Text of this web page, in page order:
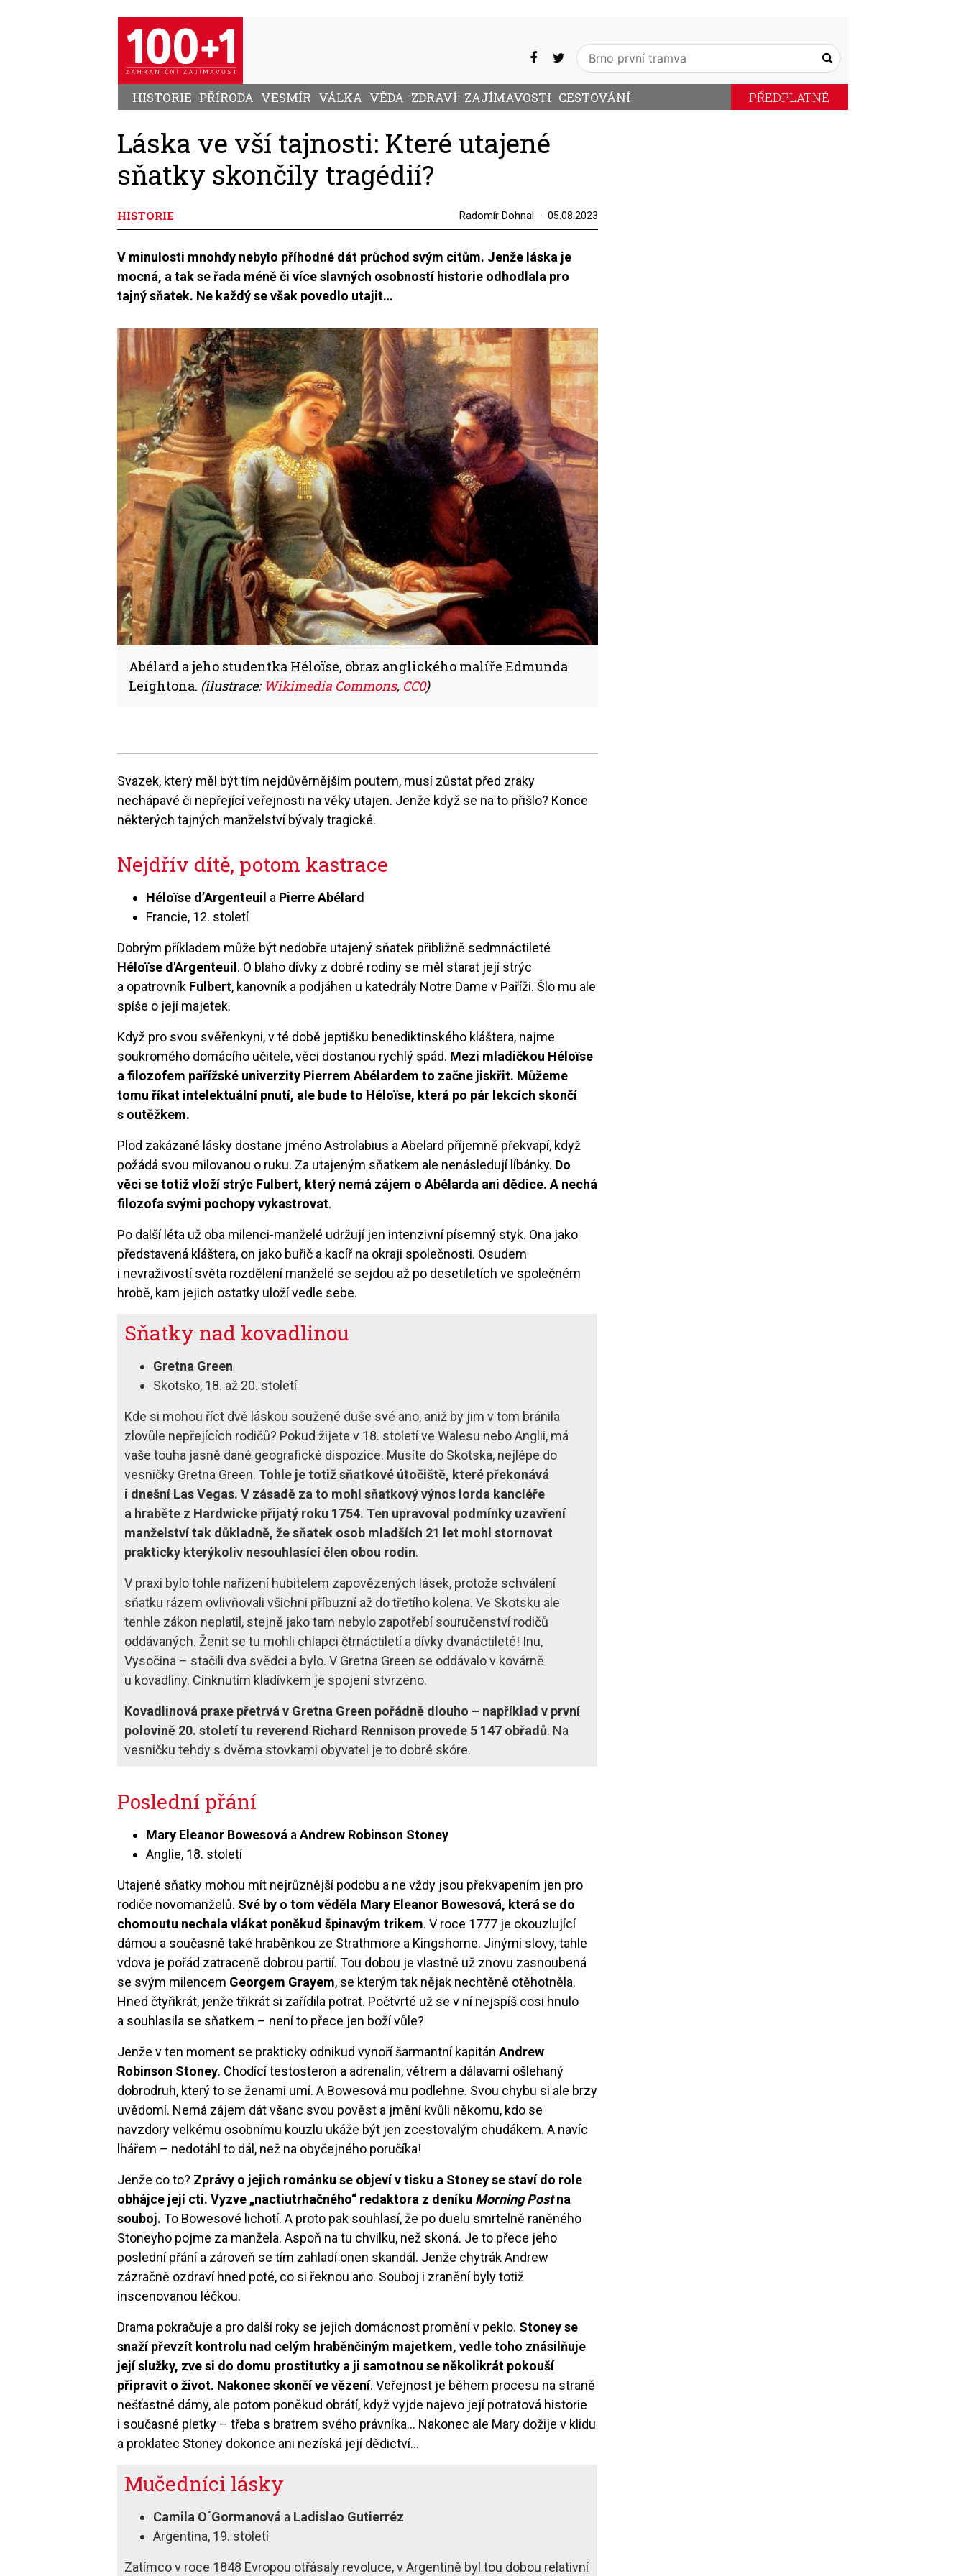
HISTORIE PŘÍRODA VESMÍR VÁLKA VĚDA ZDRAVÍ ZAJÍMAVOSTI CESTOVÁNÍ PŘEDPLATNÉ
Láska ve vší tajnosti: Které utajené
sňatky skončily tragédií?
HISTORIE Radomír Dohnal 05.08.2023
V minulosti mnohdy nebylo příhodné dát průchod svým citům. Jenže láska je
mocná, a tak se řada méně či více slavných osobností historie odhodlala pro
tajný sňatek. Ne každý se však povedlo utajit…
Abélard a jeho studentka Héloïse, obraz anglického malíře Edmunda
Leightona. (ilustrace: Wikimedia Commons, CC0)
Svazek, který měl být tím nejdůvěrnějším poutem, musí zůstat před zraky
nechápavé či nepřející veřejnosti na věky utajen. Jenže když se na to přišlo? Konce
některých tajných manželství bývaly tragické.
Nejdřív dítě, potom kastrace
Héloïse d’Argenteuil a Pierre Abélard
Francie, 12. století
Dobrým příkladem může být nedobře utajený sňatek přibližně sedmnáctileté
Héloïse d'Argenteuil . O blaho dívky z dobré rodiny se měl starat její strýc
a opatrovník Fulbert, kanovník a podjáhen u katedrály Notre Dame v Paříži. Šlo mu ale
spíše o její majetek.
Když pro svou svěřenkyni, v té době jeptišku benediktinského kláštera, najme
soukromého domácího učitele, věci dostanou rychlý spád. Mezi mladičkou Héloïse
a filozofem pařížské univerzity Pierrem Abélardem to začne jiskřit. Můžeme
tomu říkat intelektuální pnutí, ale bude to Héloïse, která po pár lekcích skončí
s outěžkem.
Plod zakázané lásky dostane jméno Astrolabius a Abelard příjemně překvapí, když
požádá svou milovanou o ruku. Za utajeným sňatkem ale nenásledují líbánky. Do
věci se totiž vloží strýc Fulbert, který nemá zájem o Abélarda ani dědice. A nechá
filozofa svými pochopy vykastrovat.
Po další léta už oba milenci-manželé udržují jen intenzivní písemný styk. Ona jako
představená kláštera, on jako buřič a kacíř na okraji společnosti. Osudem
i nevraživostí světa rozdělení manželé se sejdou až po desetiletích ve společném
hrobě, kam jejich ostatky uloží vedle sebe.
Sňatky nad kovadlinou
Gretna Green
Skotsko, 18. až 20. století
Kde si mohou říct dvě láskou soužené duše své ano, aniž by jim v tom bránila
zlovůle nepřejících rodičů? Pokud žijete v 18. století ve Walesu nebo Anglii, má
vaše touha jasně dané geografické dispozice. Musíte do Skotska, nejlépe do
vesničky Gretna Green. Tohle je totiž sňatkové útočiště, které překonává
i dnešní Las Vegas. V zásadě za to mohl sňatkový výnos lorda kancléře
a hraběte z Hardwicke přijatý roku 1754. Ten upravoval podmínky uzavření
manželství tak důkladně, že sňatek osob mladších 21 let mohl stornovat
prakticky kterýkoliv nesouhlasící člen obou rodin.
V praxi bylo tohle nařízení hubitelem zapovězených lásek, protože schválení
sňatku rázem ovlivňovali všichni příbuzní až do třetího kolena. Ve Skotsku ale
tenhle zákon neplatil, stejně jako tam nebylo zapotřebí souručenství rodičů
oddávaných. Ženit se tu mohli chlapci čtrnáctiletí a dívky dvanáctileté! Inu,
Vysočina – stačili dva svědci a bylo. V Gretna Green se oddávalo v kovárně
u kovadliny. Cinknutím kladívkem je spojení stvrzeno.
Kovadlinová praxe přetrvá v Gretna Green pořádně dlouho – například v první
polovině 20. století tu reverend Richard Rennison provede 5 147 obřadů. Na
vesničku tehdy s dvěma stovkami obyvatel je to dobré skóre.
Poslední přání
Mary Eleanor Bowesová a Andrew Robinson Stoney
Anglie, 18. století
Utajené sňatky mohou mít nejrůznější podobu a ne vždy jsou překvapením jen pro
rodiče novomanželů. Své by o tom věděla Mary Eleanor Bowesová, která se do
chomoutu nechala vlákat poněkud špinavým trikem. V roce 1777 je okouzlující
dámou a současně také hraběnkou ze Strathmore a Kingshorne. Jinými slovy, tahle
vdova je pořád zatraceně dobrou partií. Tou dobou je vlastně už znovu zasnoubená
se svým milencem Georgem Grayem, se kterým tak nějak nechtěně otěhotněla.
Hned čtyřikrát, jenže třikrát si zařídila potrat. Počtvrté už se v ní nejspíš cosi hnulo
a souhlasila se sňatkem – není to přece jen boží vůle?
Jenže v ten moment se prakticky odnikud vynoří šarmantní kapitánAndrew
Robinson Stoney. Chodící testosteron a adrenalin, větrem a dálavami ošlehaný
dobrodruh, který to se ženami umí. A Bowesová mu podlehne. Svou chybu si ale brzy
uvědomí. Nemá zájem dát všanc svou pověst a jmění kvůli někomu, kdo se
navzdory velkému osobnímu kouzlu ukáže být jen zcestovalým chudákem. A navíc
lhářem – nedotáhl to dál, než na obyčejného poručíka!
Jenže co to? Zprávy o jejich románku se objeví v tisku a Stoney se staví do role
obhájce její cti. Vyzve „nactiutrhačného“ redaktora z deníku Morning Postna
souboj.To Bowesové lichotí. A proto pak souhlasí, že po duelu smrtelně raněného
Stoneyho pojme za manžela. Aspoň na tu chvilku, než skoná. Je to přece jeho
poslední přání a zároveň se tím zahladí onen skandál. Jenže chytrák Andrew
zázračně ozdraví hned poté, co si řeknou ano. Souboj i zranění byly totiž
inscenovanou léčkou.
Drama pokračuje a pro další roky se jejich domácnost promění v peklo. Stoney se
snaží převzít kontrolu nad celým hraběnčiným majetkem, vedle toho znásilňuje
její služky, zve si do domu prostitutky a ji samotnou se několikrát pokouší
připravit o život. Nakonec skončí ve vězení. Veřejnost je během procesu na straně
nešťastné dámy, ale potom poněkud obrátí, když vyjde najevo její potratová historie
i současné pletky – třeba s bratrem svého právníka… Nakonec ale Mary dožije v klidu
a proklatec Stoney dokonce ani nezíská její dědictví…
Mučedníci lásky
Camila O´Gormanová a Ladislao Gutierréz
Argentina, 19. století
Zatímco v roce 1848 Evropou otřásaly revoluce, v Argentině byl tou dobou relativní